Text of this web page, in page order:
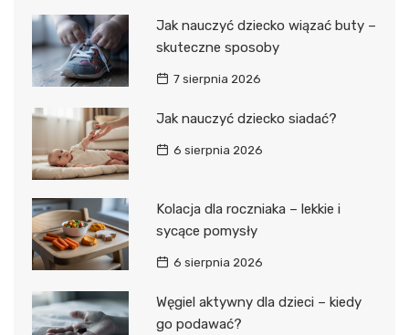
Jak nauczyć dziecko wiązać buty –
skuteczne sposoby
7 sierpnia 2026
Jak nauczyć dziecko siadać?
6 sierpnia 2026
Kolacja dla roczniaka – lekkie i
sycące pomysły
6 sierpnia 2026
Węgiel aktywny dla dzieci – kiedy
go podawać?